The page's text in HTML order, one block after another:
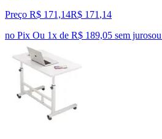
Preço R$ 171,14R$ 171 ,14
no Pix Ou 1x de R$ 189,05 sem jurosou